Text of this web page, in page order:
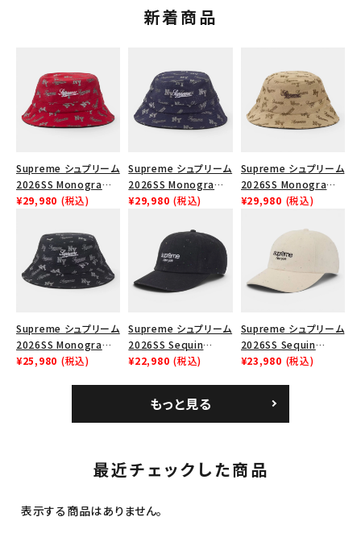
新着商品
Supreme シュプリーム
2026SS Monogram
Crusher Hat モノグラ
レッド
¥29,980 (税込)
Supreme シュプリーム
2026SS Monogram
Crusher Hat モノグラ
ネイビー
¥29,980 (税込)
Supreme シュプリーム
2026SS Monogram
Crusher Hat モノグラ
¥29,980 (税込)
Supreme シュプリーム
2026SS Monogram
Crusher Hat モノグラ
¥25,980 (税込)
Supreme シュプリーム
2026SS Sequin
Denim Classic Logo
6パネルキャップ インデ
ィゴ
¥22,980 (税込)
Supreme シュプリーム
2026SS Sequin
Denim Classic Logo
6パネルキャップ ナチュ
ラル
¥23,980 (税込)
もっと見る
最近チェックした商品
表示する商品はありません。